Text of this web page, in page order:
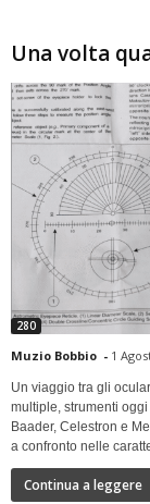
Una volta
280
Muzio Bobbio - 1
Un viaggio tra gli
multiple, strumenti
Baader, Celestron e
a confronto nelle
Continua a leggere